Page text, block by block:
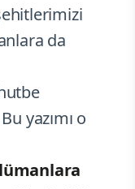
da
yazımı o